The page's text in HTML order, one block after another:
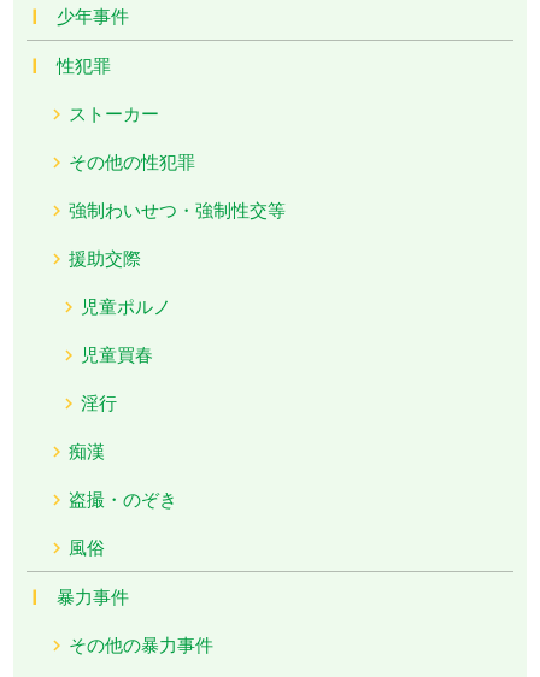
少年事件
性犯罪
ストーカー
その他の性犯罪
強制わいせつ・強制性交等
援助交際
児童ポルノ
児童買春
淫行
痴漢
盗撮・のぞき
風俗
暴力事件
その他の暴力事件